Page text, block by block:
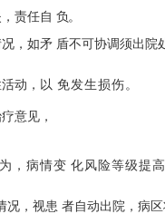
责任自 负。
，如矛 盾不可协调须出院
动，以 免发生损伤。
意见，
，病情变 化风险等级提
，视患 者自动出院，病